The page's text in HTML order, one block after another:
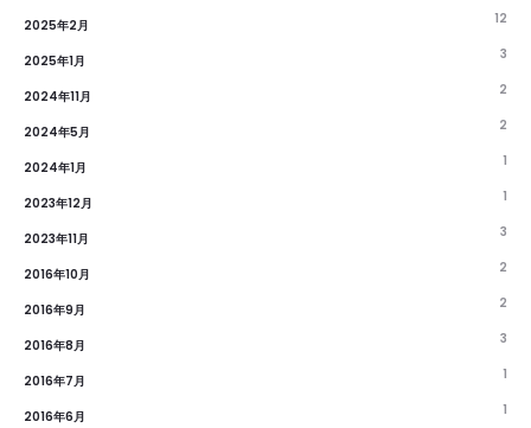
2025年2月 12
2025年1月 3
2024年11月 2
2024年5月 2
2024年1月 1
2023年12月 1
2023年11月 3
2016年10月 2
2016年9月 2
2016年8月 3
2016年7月 1
2016年6月 1